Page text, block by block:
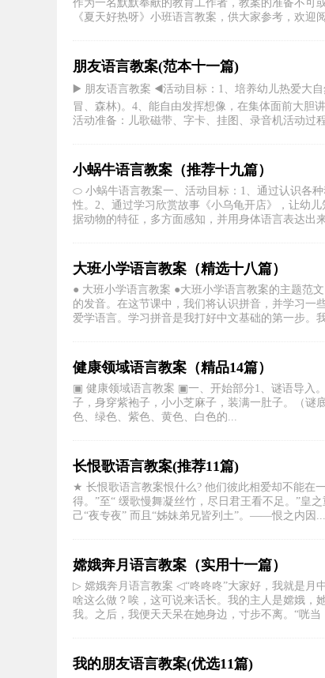
作为一名默默奉献的教育工作者，教案的准备不可
《夏天好热呀》小班语言教案，供大家参考，欢迎阅
朋友语言教案(范本十一篇)
▶️ 朋友语言教案 ◀️活动目标：1、培养幼儿热爱大
冒、森林)。4、能自由发挥想像，在集体面前大胆
活动准备：儿歌磁带、字卡、挂图、录音机活动过
小蜗牛语言教案（推荐十九篇）
⬭ 小蜗牛语言教案一、活动目标：1、通过认识各
性。2、通过学习欣赏故事《小乌龟开店》，让幼
据动物的特征，多方面感知，并用身体语言表达出
大班小学语言教案（精选十八篇）
● 大班小学语言教案 ●大班小学语言教案的主题范
的发音。在这节课中，我们将认识拼音，并学习一
爱学语言。学习拼音是我打好中文基础的第一步。
健康领域语言教案（精品14篇）
▣ 健康领域语言教案 ▣一、开始部分1、谜语导入
子，身穿紫袍子，小小芝麻子，装满一肚子。（谜
色、绿色、紫色、黄色、白色的...
长恨歌语言教案(推荐11篇)
★ 长恨歌语言教案恨什么? 他们彼此相爱却不能在
得。”至“ 缓歌慢舞凝丝竹，尽日君王看不足。”皇
己“夜专夜” 而且“姊妹弟兄皆列土”。——恨之内因...
嫦娥奔月语言教案（实用十一篇）
▷ 嫦娥奔月语言教案 ◁“咚咚咚”大家好，我就是
啥这么做？唉，这可说来话长。我的主人是嫦娥
我。之后，我便天天呆在她身边，寸步不离。“咣当
我的朋友语言教案(优选11篇)